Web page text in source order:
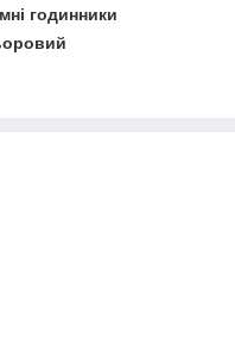
годинники